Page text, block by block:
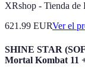
XRshop - Tienda de
621.99 EURVer el
SHINE STAR
Mortal Kombat 11